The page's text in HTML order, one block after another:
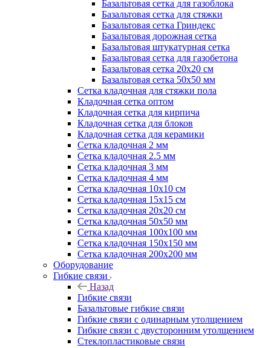
Базальтовая сетка для газоблока
Базальтовая сетка для стяжки
Базальтовая сетка Гриндекс
Базальтовая дорожная сетка
Базальтовая штукатурная сетка
Базальтовая сетка для газобетона
Базальтовая сетка 20x20 см
Базальтовая сетка 50x50 мм
Сетка кладочная для стяжки пола
Кладочная сетка оптом
Кладочная сетка для кирпича
Кладочная сетка для блоков
Кладочная сетка для керамики
Сетка кладочная 2 мм
Сетка кладочная 2.5 мм
Сетка кладочная 3 мм
Сетка кладочная 4 мм
Сетка кладочная 10x10 см
Сетка кладочная 15x15 см
Сетка кладочная 20x20 см
Сетка кладочная 50x50 мм
Сетка кладочная 100x100 мм
Сетка кладочная 150x150 мм
Сетка кладочная 200x200 мм
Оборудование
Гибкие связи
Назад
Гибкие связи
Базальтовые гибкие связи
Гибкие связи с одинарным утолщением
Гибкие связи с двусторонним утолщением
Стеклопластиковые связи